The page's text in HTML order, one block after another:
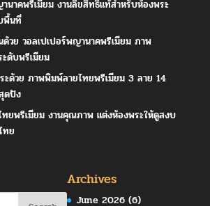
าคพรีเมียม งานลิขสิทธิ์แท้สำหรับห้องพระ
พื้นที่
วย วอลเปเปอร์พญานาคพรีเมียม ภาพ
ดับพรีเมียม
ะด้วย ภาพพิมพ์ลายไทยพรีเมียม 3 ลาย 14
ดปัง
ทยพรีเมียม งานคุณภาพ แต่งห้องพระให้ดูสงบ
ทย
Archives
June 2026 (6)